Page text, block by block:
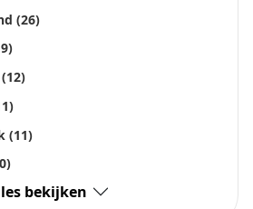
(26)
(12)
(11)
bekijken